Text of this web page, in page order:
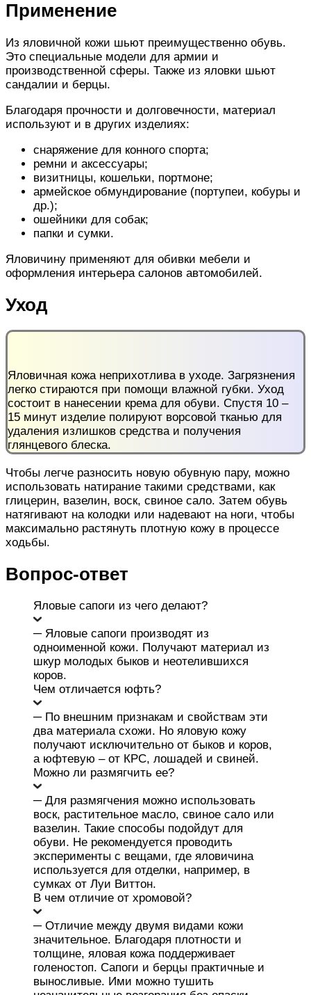
Применение
Из яловичной кожи шьют преимущественно обувь.
Это специальные модели для армии и
производственной сферы. Также из яловки шьют
сандалии и берцы.
Благодаря прочности и долговечности, материал
используют и в других изделиях:
снаряжение для конного спорта;
ремни и аксессуары;
визитницы, кошельки, портмоне;
армейское обмундирование (портупеи, кобуры и
др.);
ошейники для собак;
папки и сумки.
Яловичину применяют для обивки мебели и
оформления интерьера салонов автомобилей.
Уход
Яловичная кожа неприхотлива в уходе. Загрязнения
легко стираются при помощи влажной губки. Уход
состоит в нанесении крема для обуви. Спустя 10 –
15 минут изделие полируют ворсовой тканью для
удаления излишков средства и получения
глянцевого блеска.
Чтобы легче разносить новую обувную пару, можно
использовать натирание такими средствами, как
глицерин, вазелин, воск, свиное сало. Затем обувь
натягивают на колодки или надевают на ноги, чтобы
максимально растянуть плотную кожу в процессе
ходьбы.
Вопрос-ответ
Яловые сапоги из чего делают?
─ Яловые сапоги производят из
одноименной кожи. Получают материал из
шкур молодых быков и неотелившихся
коров.
Чем отличается юфть?
─ По внешним признакам и свойствам эти
два материала схожи. Но яловую кожу
получают исключительно от быков и коров,
а юфтевую – от КРС, лошадей и свиней.
Можно ли размягчить ее?
─ Для размягчения можно использовать
воск, растительное масло, свиное сало или
вазелин. Такие способы подойдут для
обуви. Не рекомендуется проводить
эксперименты с вещами, где яловичина
используется для отделки, например, в
сумках от Луи Виттон.
В чем отличие от хромовой?
─ Отличие между двумя видами кожи
значительное. Благодаря плотности и
толщине, яловая кожа поддерживает
голеностоп. Сапоги и берцы практичные и
выносливые. Ими можно тушить